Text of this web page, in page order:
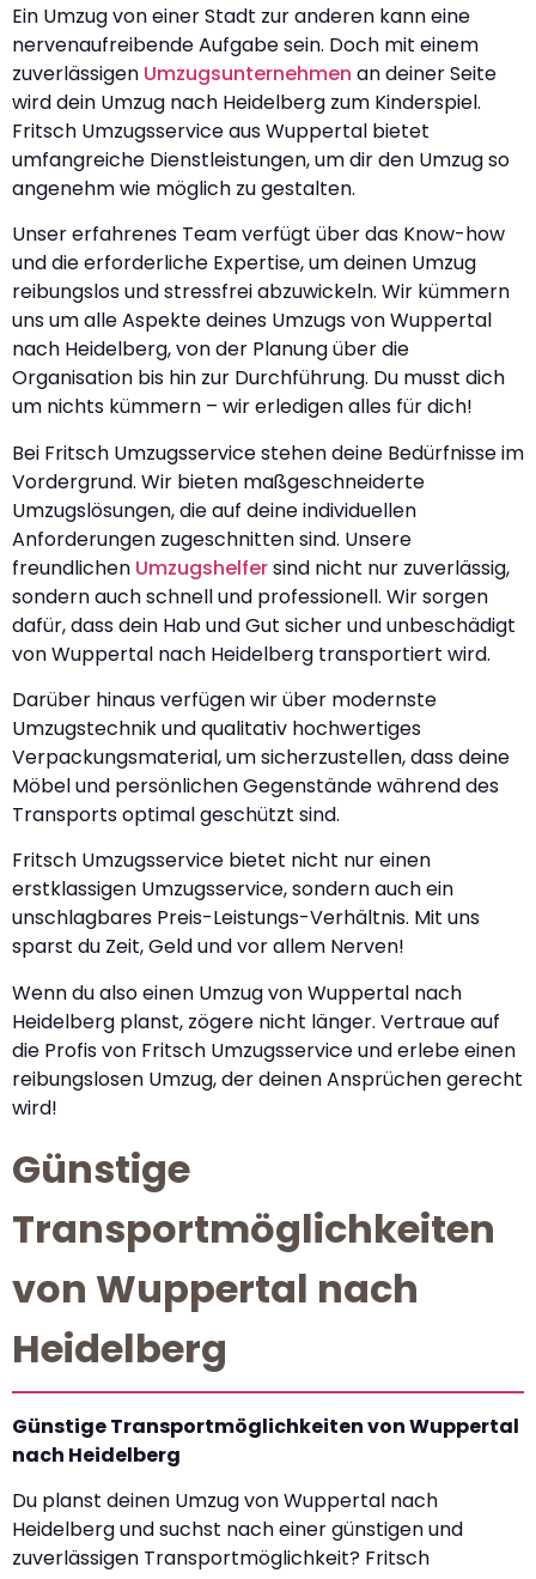
Ein Umzug von einer Stadt zur anderen kann eine
nervenaufreibende Aufgabe sein. Doch mit einem
zuverlässigen Umzugsunternehmen an deiner Seite
wird dein Umzug nach Heidelberg zum Kinderspiel.
Fritsch Umzugsservice aus Wuppertal bietet
umfangreiche Dienstleistungen, um dir den Umzug so
angenehm wie möglich zu gestalten.
Unser erfahrenes Team verfügt über das Know-how
und die erforderliche Expertise, um deinen Umzug
reibungslos und stressfrei abzuwickeln. Wir kümmern
uns um alle Aspekte deines Umzugs von Wuppertal
nach Heidelberg, von der Planung über die
Organisation bis hin zur Durchführung. Du musst dich
um nichts kümmern – wir erledigen alles für dich!
Bei Fritsch Umzugsservice stehen deine Bedürfnisse im
Vordergrund. Wir bieten maßgeschneiderte
Umzugslösungen, die auf deine individuellen
Anforderungen zugeschnitten sind. Unsere
freundlichen Umzugshelfersind nicht nur zuverlässig,
sondern auch schnell und professionell. Wir sorgen
dafür, dass dein Hab und Gut sicher und unbeschädigt
von Wuppertal nach Heidelberg transportiert wird.
Darüber hinaus verfügen wir über modernste
Umzugstechnik und qualitativ hochwertiges
Verpackungsmaterial, um sicherzustellen, dass deine
Möbel und persönlichen Gegenstände während des
Transports optimal geschützt sind.
Fritsch Umzugsservice bietet nicht nur einen
erstklassigen Umzugsservice, sondern auch ein
unschlagbares Preis-Leistungs-Verhältnis. Mit uns
sparst du Zeit, Geld und vor allem Nerven!
Wenn du also einen Umzug von Wuppertal nach
Heidelberg planst, zögere nicht länger. Vertraue auf
die Profis von Fritsch Umzugsservice und erlebe einen
reibungslosen Umzug, der deinen Ansprüchen gerecht
wird!
Günstige
Transportmöglichkeiten
von Wuppertal nach
Heidelberg
Günstige Transportmöglichkeiten von Wuppertal
nach Heidelberg
Du planst deinen Umzug von Wuppertal nach
Heidelberg und suchst nach einer günstigen und
zuverlässigen Transportmöglichkeit? Fritsch